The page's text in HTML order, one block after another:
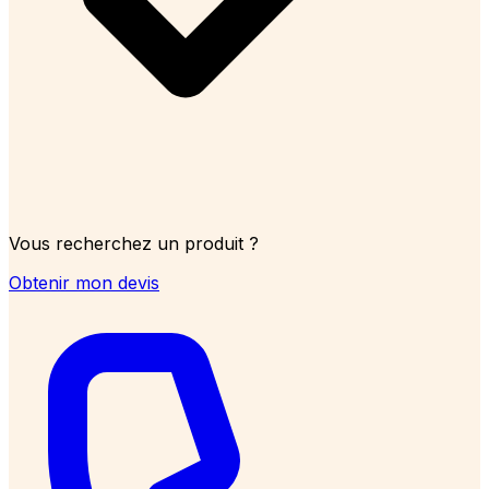
Vous recherchez un produit ?
Obtenir mon devis